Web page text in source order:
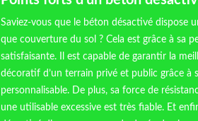
Saviez-vous que le béton désactivé dispose
que couverture du sol ? Cela est grâce à sa
satisfaisante. Il est capable de garantir la
décoratif d’un terrain privé et public grâce
personnalisable. De plus, sa force de
une utilisable excessive est très fiable. Et